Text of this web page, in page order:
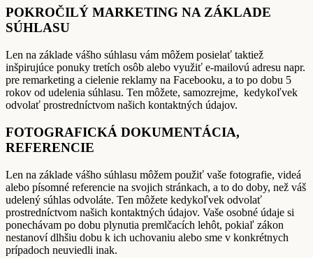
POKROČILÝ MARKETING NA ZÁKLADE
SÚHLASU
Len na základe vášho súhlasu vám môžem posielať taktiež
inšpirujúce ponuky tretích osôb alebo využiť e-mailovú adresu napr.
pre remarketing a cielenie reklamy na Facebooku, a to po dobu 5
rokov od udelenia súhlasu. Ten môžete, samozrejme, kedykoľvek
odvolať prostredníctvom našich kontaktných údajov.
FOTOGRAFICKÁ DOKUMENTÁCIA,
REFERENCIE
Len na základe vášho súhlasu môžem použiť vaše fotografie, videá
alebo písomné referencie na svojich stránkach, a to do doby, než váš
udelený súhlas odvoláte. Ten môžete kedykoľvek odvolať
prostredníctvom našich kontaktných údajov. Vaše osobné údaje si
ponechávam po dobu plynutia premlčacích lehôt, pokiaľ zákon
nestanoví dlhšiu dobu k ich uchovaniu alebo sme v konkrétnych
prípadoch neuviedli inak.